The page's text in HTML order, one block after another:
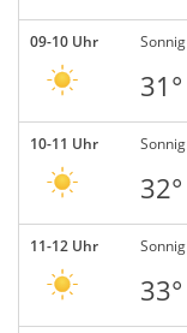
09-10 Uhr Sonnig
31°
10-11 Uhr Sonnig
32°
11-12 Uhr Sonnig
33°